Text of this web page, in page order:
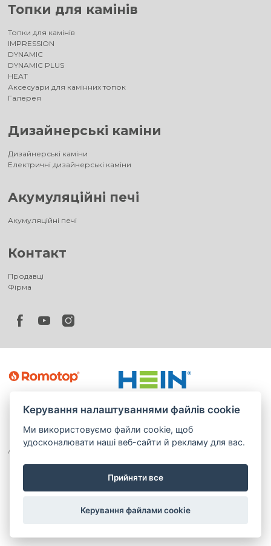
Топки для камінів
Топки для камінів
IMPRESSION
DYNAMIC
DYNAMIC PLUS
HEAT
Аксесуари для камінних топок
Галерея
Дизайнерські каміни
Дизайнерські каміни
Електричні дизайнерські каміни
Акумуляційні печі
Акумуляційні печі
Контакт
Продавці
Фірма
Керування налаштуваннями файлів cookie
Ми використовуємо файли cookie, щоб
удосконалювати наші веб-сайти й рекламу для вас.
Прийняти все
Керування файлами cookie